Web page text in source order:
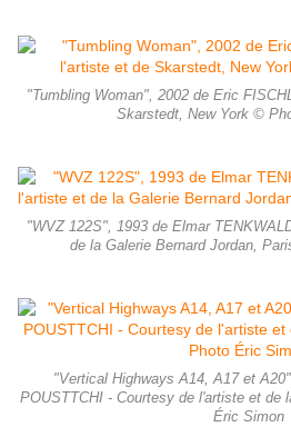
"Tumbling Woman", 2002 de Eric
Skarstedt, New York ©
"WVZ 122S", 1993 de Elmar
de la Galerie Bernard Jordan,
"Vertical Highways A14, A17 et
POUSTTCHI - Courtesy de l'artiste et de
Éric Simon